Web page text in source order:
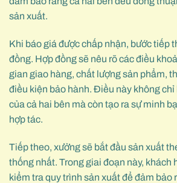
sản xuất.
Khi báo giá được chấp nhận, bước tiếp
đồng. Hợp đồng sẽ nêu rõ các điều
gian giao hàng, chất lượng sản phẩm,
điều kiện bảo hành. Điều này không chỉ
của cả hai bên mà còn tạo ra sự minh
hợp tác.
Tiếp theo, xưởng sẽ bắt đầu sản xuất
thống nhất. Trong giai đoạn này, khách
kiểm tra quy trình sản xuất để đảm bảo